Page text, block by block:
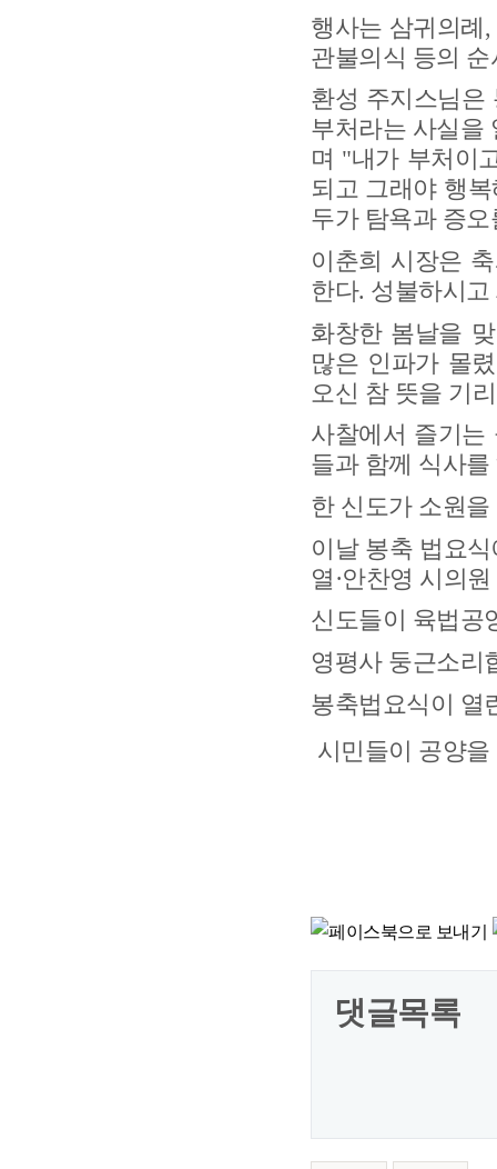
행사는 삼귀의례,
관불의식 등의
환성 주지스님은
부처라는 사실을
며 "내가 부처이
되고 그래야 행
두가 탐욕과 증
이춘희 시장은
한다. 성불하시
화창한 봄날을
많은 인파가 몰
오신 참 뜻을 기
사찰에서 즐기는
들과 함께 식사
한 신도가 소원
이날 봉축 법요
열 ·안찬영 시의
신도들이 육법공
영평사 둥근소리
봉축법요식이 열
시민들이 공양
댓글목록